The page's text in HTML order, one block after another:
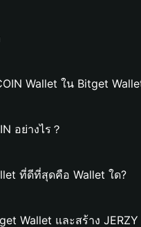
Wallet ใน Bitget
อย่างไร？
ที่ดีที่สุดคือ Wallet ใด?
Wallet และสร้าง JERZY